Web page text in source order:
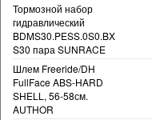
Тормозной набор
гидравлический
BDMS30.PESS.0S0.BX
S30 пара SUNRACE
Шлем Freeride/DH
FullFace ABS-HARD
SHELL, 56-58см.
AUTHOR